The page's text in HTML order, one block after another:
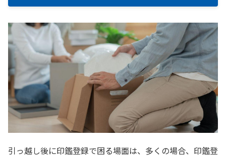
引っ越し後に印鑑登録で困る場面は、多くの場合、印鑑登